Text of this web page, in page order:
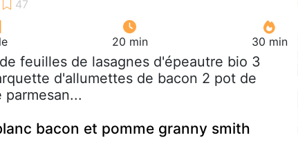
20 min 30 min
feuilles de lasagnes d'épeautre bio 3
d'allumettes de bacon 2 pot de
bacon et pomme granny smith